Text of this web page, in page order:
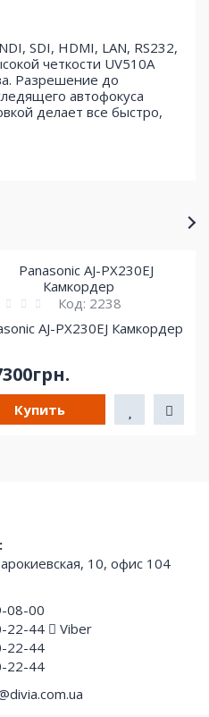
SDI, HDMI, LAN, RS232,
четкости UV510A
Разрешение до
автофокуса
делает все быстро,
Код: 2238
AJ-PX230EJ Камкордер
Купить
10, офис 104
08-00
22-44
Viber
22-44
22-44